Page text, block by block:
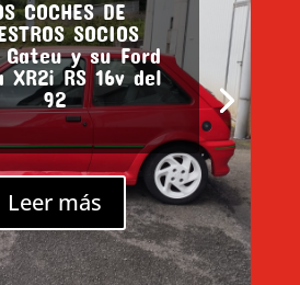
COCHES DE
SOCIOS
y su Ford
XR2i RS 16v del
92
Leer más